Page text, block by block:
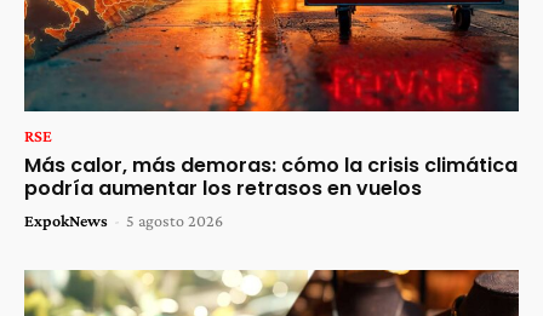
RSE
Más calor, más demoras: cómo la crisis climática
podría aumentar los retrasos en vuelos
ExpokNews - 5 agosto 2026